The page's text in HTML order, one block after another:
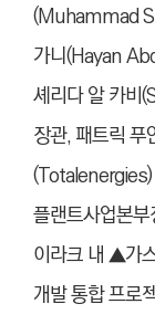
(Muhammad
가니(Hayan
셰리다 알 카비
장관, 패트릭
플랜트사업본
이라크 내 ▲가
개발 통합 프로